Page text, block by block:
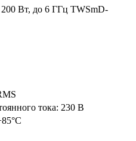
Вт, до 6 ГГц TWSmD-
тока: 230 В